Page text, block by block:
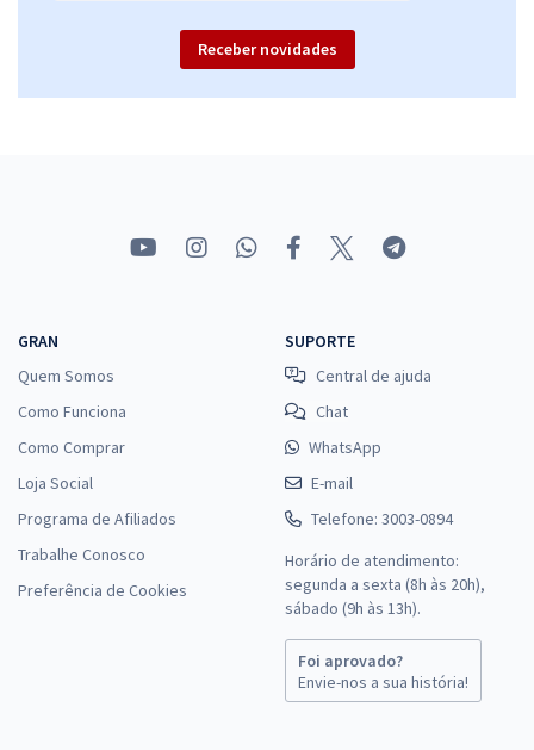
Receber novidades
GRAN
Quem Somos
Como Funciona
Como Comprar
Loja Social
Programa de Afiliados
Trabalhe Conosco
Preferência de Cookies
SUPORTE
Central de ajuda
Chat
WhatsApp
E-mail
Telefone: 3003-0894
Horário de atendimento:
segunda a sexta (8h às 20h),
sábado (9h às 13h).
Foi aprovado?
Envie-nos a sua história!